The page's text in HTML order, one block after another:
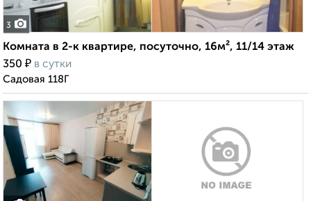
3
Комната в 2-к квартире, посуточно, 16м², 11/14 этаж
350 ₽ в сутки
Садовая 118Г